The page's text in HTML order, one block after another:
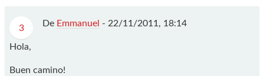
3 De Emmanuel - 22/11/2011, 18:14
Hola,
Buen camino!